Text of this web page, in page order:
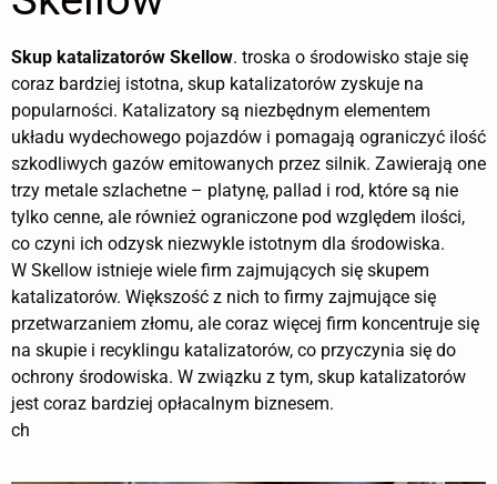
Skup katalizatorów Skellow. troska o środowisko staje się
coraz bardziej istotna, skup katalizatorów zyskuje na
popularności. Katalizatory są niezbędnym elementem
układu wydechowego pojazdów i pomagają ograniczyć ilość
szkodliwych gazów emitowanych przez silnik. Zawierają one
trzy metale szlachetne – platynę, pallad i rod, które są nie
tylko cenne, ale również ograniczone pod względem ilości,
co czyni ich odzysk niezwykle istotnym dla środowiska.
W Skellow istnieje wiele firm zajmujących się skupem
katalizatorów. Większość z nich to firmy zajmujące się
przetwarzaniem złomu, ale coraz więcej firm koncentruje się
na skupie i recyklingu katalizatorów, co przyczynia się do
ochrony środowiska. W związku z tym, skup katalizatorów
jest coraz bardziej opłacalnym biznesem.
ch